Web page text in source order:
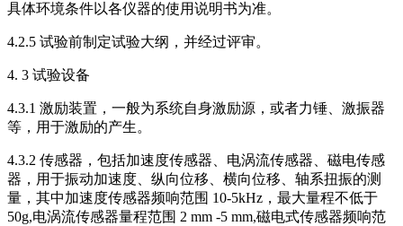
具体环境条件以各仪器的使用说明书为准。
4.2.5 试验前制定试验大纲，并经过评审。
4. 3 试验设备
4.3.1 激励装置，一般为系统自身激励源，或者力锤、激振器
等，用于激励的产生。
4.3.2 传感器，包括加速度传感器、电涡流传感器、磁电传感
器，用于振动加速度、纵向位移、横向位移、轴系扭振的测
量，其中加速度传感器频响范围 10-5kHz，最大量程不低于
50g,电涡流传感器量程范围 2 mm -5 mm,磁电式传感器频响范